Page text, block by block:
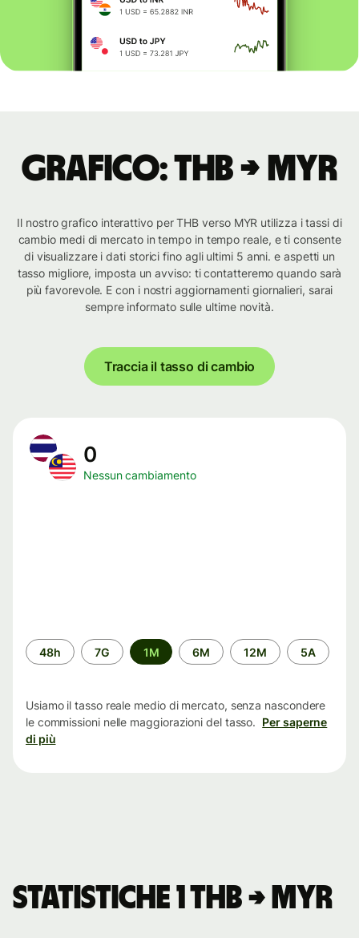
Grafico: THB → MYR
Il nostro grafico interattivo per THB verso MYR utilizza i tassi di
cambio medi di mercato in tempo in tempo reale, e ti consente
di visualizzare i dati storici fino agli ultimi 5 anni. e aspetti un
tasso migliore, imposta un avviso: ti contatteremo quando sarà
più favorevole. E con i nostri aggiornamenti giornalieri, sarai
sempre informato sulle ultime novità.
Traccia il tasso di cambio
0
Nessun cambiamento
Periodo
di
48h 7G 1M 6M 12M 5A
Usiamo il tasso reale medio di mercato, senza nascondere
le commissioni nelle maggiorazioni del tasso. Per saperne
di più
Statistiche 1 THB → MYR